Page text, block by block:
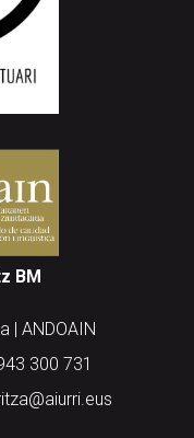
BM
| ANDOAIN
300 731